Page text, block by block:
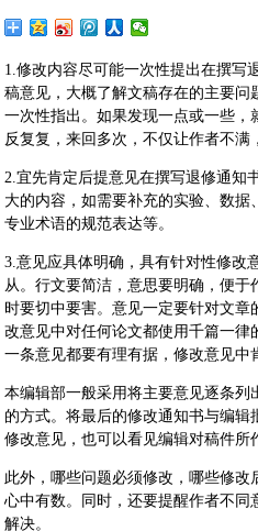
1.修改内容尽可能一次性提出在撰写
稿意见，大概了解文稿存在的主要问
一次性指出。如果发现一点或一些，
反复复，来回多次，不仅让作者不满
2.宜先肯定后提意见在撰写退修通知
大的内容，如需要补充的实验、数据
专业术语的规范表达等。
3.意见应具体明确，具有针对性修改
从。行文要简洁，意思要明确，便
时要切中要害。意见一定要针对文
改意见中对任何论文都使用千篇一
一条意见都要有理有据，修改意见中
本编辑部一般采用将主要意见逐条
的方式。将最后的修改通知书与编
修改意见，也可以看见编辑对稿件所
此外，哪些问题必须修改，哪些修
心中有数。同时，还要提醒作者不
解决。